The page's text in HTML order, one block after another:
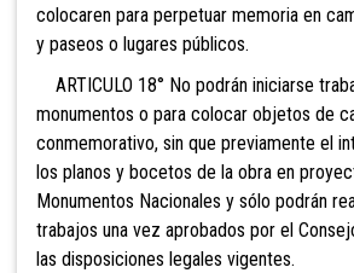
colocaren para perpetuar memoria en
y paseos o lugares públicos.
ARTICULO 18° No podrán iniciarse
monumentos o para colocar objetos de
conmemorativo, sin que previamente el
los planos y bocetos de la obra en
Monumentos Nacionales y sólo podrán
trabajos una vez aprobados por el
las disposiciones legales vigentes.